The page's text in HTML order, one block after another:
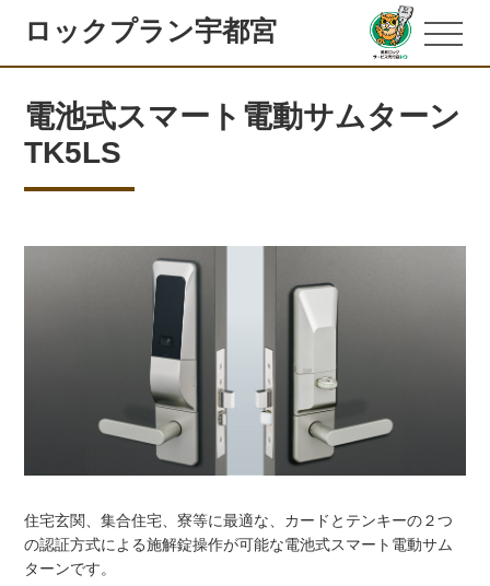
ロックプラン宇都宮
電池式スマート電動サムターン
TK5LS
住宅玄関、集合住宅、寮等に最適な、カードとテンキーの２つ
の認証方式による施解錠操作が可能な電池式スマート電動サム
ターンです。